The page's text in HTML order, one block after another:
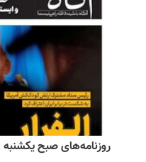
روزنامه‌های صبح یکشنبه ۱۸ مرداد ۱۴۰۵